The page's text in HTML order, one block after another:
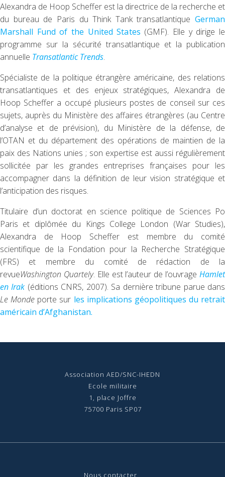
Alexandra de Hoop Scheffer est la directrice de la recherche et
du bureau de Paris du Think Tank transatlantique German
Marshall Fund of the United States (GMF). Elle y dirige le
programme sur la sécurité transatlantique et la publication
annuelle Transatlantic Trends.
Spécialiste de la politique étrangère américaine, des relations
transatlantiques et des enjeux stratégiques, Alexandra de
Hoop Scheffer a occupé plusieurs postes de conseil sur ces
sujets, auprès du Ministère des affaires étrangères (au Centre
d’analyse et de prévision), du Ministère de la défense, de
l’OTAN et du département des opérations de maintien de la
paix des Nations unies ; son expertise est aussi régulièrement
sollicitée par les grandes entreprises françaises pour les
accompagner dans la définition de leur vision stratégique et
l’anticipation des risques.
Titulaire d’un doctorat en science politique de Sciences Po
Paris et diplômée du Kings College London (War Studies),
Alexandra de Hoop Scheffer est membre du comité
scientifique de la Fondation pour la Recherche Stratégique
(FRS) et membre du comité de rédaction de la
revueWashington Quartely. Elle est l’auteur de l’ouvrageHamlet
en Irak (éditions CNRS, 2007). Sa dernière tribune parue dans
Le Monde porte sur les implications géopolitiques du retrait
américain d’Afghanistan.
Association AED/SNC-IHEDN
Ecole militaire
1, place Joffre
75700 Paris SP07